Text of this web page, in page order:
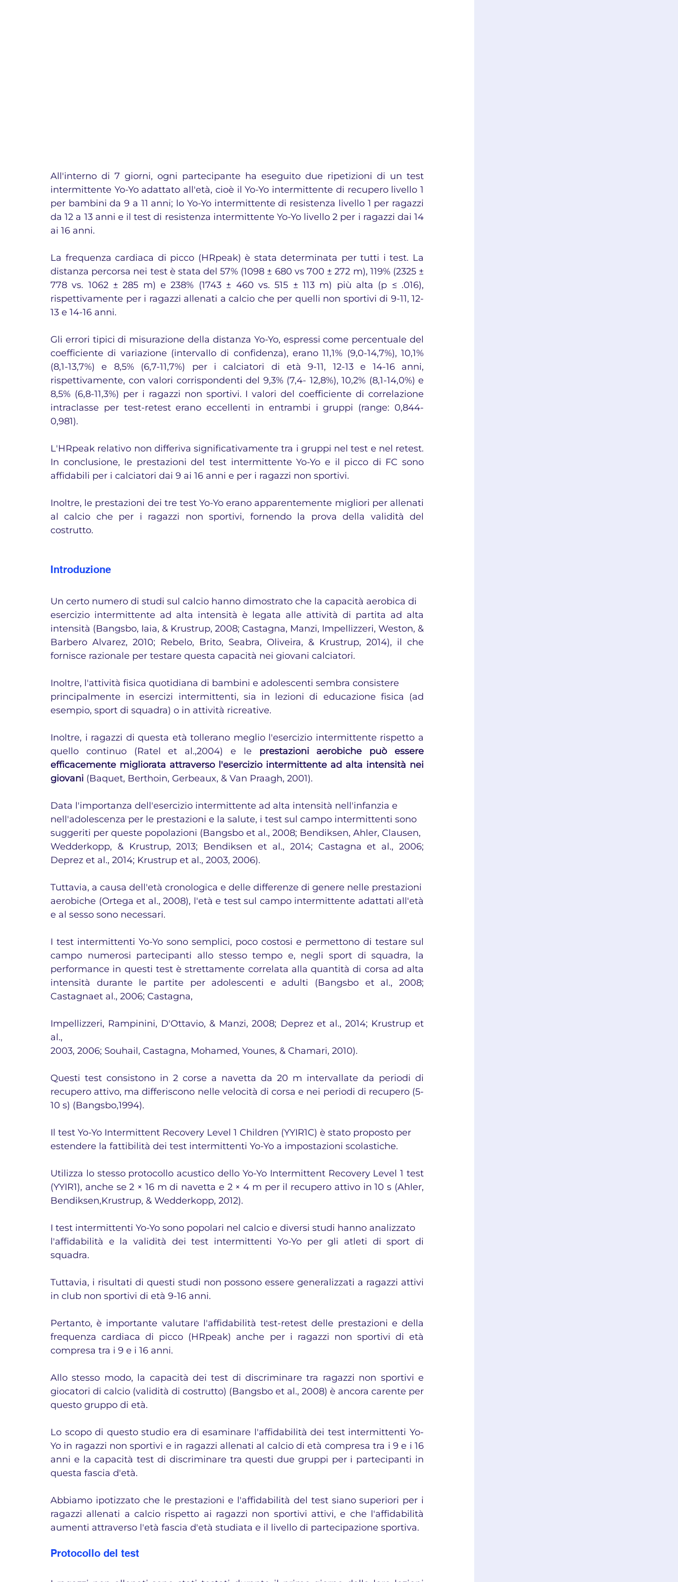
All'interno di 7 giorni, ogni partecipante ha eseguito due ripetizioni di un test
intermittente Yo-Yo adattato all'età, cioè il Yo-Yo intermittente di recupero livello 1
per bambini da 9 a 11 anni; lo Yo-Yo intermittente di resistenza livello 1 per ragazzi
da 12 a 13 anni e il test di resistenza intermittente Yo-Yo livello 2 per i ragazzi dai 14
ai 16 anni.
La frequenza cardiaca di picco (HRpeak) è stata determinata per tutti i test. La
distanza percorsa nei test è stata del 57% (1098 ± 680 vs 700 ± 272 m), 119% (2325 ±
778 vs. 1062 ± 285 m) e 238% (1743 ± 460 vs. 515 ± 113 m) più alta (p ≤ .016),
rispettivamente per i ragazzi allenati a calcio che per quelli non sportivi di 9-11, 12-
13 e 14-16 anni.
Gli errori tipici di misurazione della distanza Yo-Yo, espressi come percentuale del
coefficiente di variazione (intervallo di confidenza), erano 11,1% (9,0-14,7%), 10,1%
(8,1-13,7%) e 8,5% (6,7-11,7%) per i calciatori di età 9-11, 12-13 e 14-16 anni,
rispettivamente, con valori corrispondenti del 9,3% (7,4- 12,8%), 10,2% (8,1-14,0%) e
8,5% (6,8-11,3%) per i ragazzi non sportivi. I valori del coefficiente di correlazione
intraclasse per test-retest erano eccellenti in entrambi i gruppi (range: 0,844-
0,981).
L'HRpeak relativo non differiva significativamente tra i gruppi nel test e nel retest.
In conclusione, le prestazioni del test intermittente Yo-Yo e il picco di FC sono
affidabili per i calciatori dai 9 ai 16 anni e per i ragazzi non sportivi.
Inoltre, le prestazioni dei tre test Yo-Yo erano apparentemente migliori per allenati
al calcio che per i ragazzi non sportivi, fornendo la prova della validità del
costrutto.
Introduzione
Un certo numero di studi sul calcio hanno dimostrato che la capacità aerobica di
esercizio intermittente ad alta intensità è legata alle attività di partita ad alta
intensità (Bangsbo, Iaia, & Krustrup, 2008; Castagna, Manzi, Impellizzeri, Weston, &
Barbero Alvarez, 2010; Rebelo, Brito, Seabra, Oliveira, & Krustrup, 2014), il che
fornisce razionale per testare questa capacità nei giovani calciatori.
Inoltre, l'attività fisica quotidiana di bambini e adolescenti sembra consistere
principalmente in esercizi intermittenti, sia in lezioni di educazione fisica (ad
esempio, sport di squadra) o in attività ricreative.
Inoltre, i ragazzi di questa età tollerano meglio l'esercizio intermittente rispetto a
quello continuo (Ratel et al.,2004) e le prestazioni aerobiche può essere
efficacemente migliorata attraverso l'esercizio intermittente ad alta intensità nei
giovani (Baquet, Berthoin, Gerbeaux, & Van Praagh, 2001).
Data l'importanza dell'esercizio intermittente ad alta intensità nell'infanzia e
nell'adolescenza per le prestazioni e la salute, i test sul campo intermittenti sono
suggeriti per queste popolazioni (Bangsbo et al., 2008; Bendiksen, Ahler, Clausen,
Wedderkopp, & Krustrup, 2013; Bendiksen et al., 2014; Castagna et al., 2006;
Deprez et al., 2014; Krustrup et al., 2003, 2006).
Tuttavia, a causa dell'età cronologica e delle differenze di genere nelle prestazioni
aerobiche (Ortega et al., 2008), l'età e test sul campo intermittente adattati all'età
e al sesso sono necessari.
I test intermittenti Yo-Yo sono semplici, poco costosi e permettono di testare sul
campo numerosi partecipanti allo stesso tempo e, negli sport di squadra, la
performance in questi test è strettamente correlata alla quantità di corsa ad alta
intensità durante le partite per adolescenti e adulti (Bangsbo et al., 2008;
Castagnaet al., 2006; Castagna,
Impellizzeri, Rampinini, D'Ottavio, & Manzi, 2008; Deprez et al., 2014; Krustrup et
al.,
2003, 2006; Souhail, Castagna, Mohamed, Younes, & Chamari, 2010).
Questi test consistono in 2 corse a navetta da 20 m intervallate da periodi di
recupero attivo, ma differiscono nelle velocità di corsa e nei periodi di recupero (5-
10 s) (Bangsbo,1994).
Il test Yo-Yo Intermittent Recovery Level 1 Children (YYIR1C) è stato proposto per
estendere la fattibilità dei test intermittenti Yo-Yo a impostazioni scolastiche.
Utilizza lo stesso protocollo acustico dello Yo-Yo Intermittent Recovery Level 1 test
(YYIR1), anche se 2 × 16 m di navetta e 2 × 4 m per il recupero attivo in 10 s (Ahler,
Bendiksen,Krustrup, & Wedderkopp, 2012).
I test intermittenti Yo-Yo sono popolari nel calcio e diversi studi hanno analizzato
l'affidabilità e la validità dei test intermittenti Yo-Yo per gli atleti di sport di
squadra.
Tuttavia, i risultati di questi studi non possono essere generalizzati a ragazzi attivi
in club non sportivi di età 9-16 anni.
Pertanto, è importante valutare l'affidabilità test-retest delle prestazioni e della
frequenza cardiaca di picco (HRpeak) anche per i ragazzi non sportivi di età
compresa tra i 9 e i 16 anni.
Allo stesso modo, la capacità dei test di discriminare tra ragazzi non sportivi e
giocatori di calcio (validità di costrutto) (Bangsbo et al., 2008) è ancora carente per
questo gruppo di età.
Lo scopo di questo studio era di esaminare l'affidabilità dei test intermittenti Yo-
Yo in ragazzi non sportivi e in ragazzi allenati al calcio di età compresa tra i 9 e i 16
anni e la capacità test di discriminare tra questi due gruppi per i partecipanti in
questa fascia d'età.
Abbiamo ipotizzato che le prestazioni e l'affidabilità del test siano superiori per i
ragazzi allenati a calcio rispetto ai ragazzi non sportivi attivi, e che l'affidabilità
aumenti attraverso l'età fascia d'età studiata e il livello di partecipazione sportiva.
Protocollo del test